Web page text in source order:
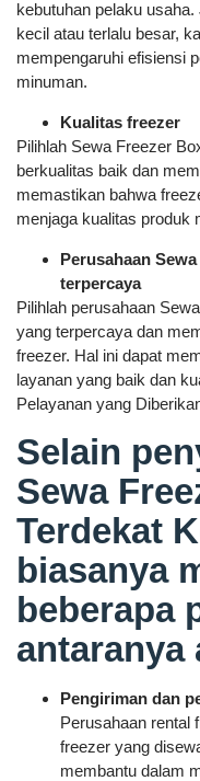
kebutuhan pelaku
kecil atau terlalu besar,
mempengaruhi efisiensi
minuman.
Kualitas freezer
Pilihlah Sewa Freezer
berkualitas baik dan
memastikan bahwa
menjaga kualitas produk
Perusahaan
terpercaya
Pilihlah perusahaan
yang terpercaya dan
freezer. Hal ini dapat
layanan yang baik dan
Pelayanan yang
Selain
Sewa
Terdekat
biasanya
beberapa
antaranya
Pengiriman dan
Perusahaan rental
freezer yang
membantu dalam